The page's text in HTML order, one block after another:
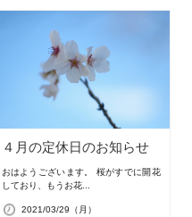
４月の定休日のお知らせ
おはようございます。 桜がすでに開花
しており、もうお花...
2021/03/29（月）